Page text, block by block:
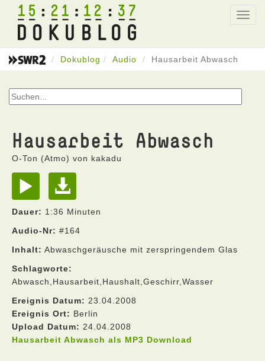
15 21 12 37
Dokublog Audio Hausarbeit Abwasch
Hausarbeit Abwasch
O-Ton (Atmo) von kakadu
Dauer: 1:36 Minuten
Audio-Nr: #164
Inhalt: Abwaschgeräusche mit zerspringendem Glas
Schlagworte:
Abwasch,Hausarbeit,Haushalt,Geschirr,Wasser
Ereignis Datum: 23.04.2008
Ereignis Ort: Berlin
Upload Datum: 24.04.2008
Hausarbeit Abwasch als MP3 Download